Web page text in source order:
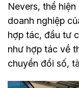
Nevers, thể
doanh nghiệp
hợp tác, đầu tư
như hợp tác về
chuyển đổi số,